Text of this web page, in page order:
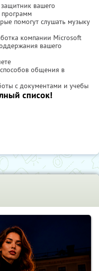
вашего
помогут слушать музыку
компании Microsoft
вашего
общения в
с документами и учебы
список!